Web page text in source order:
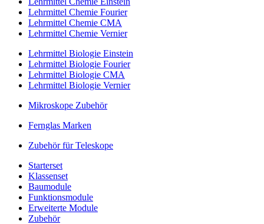
Lehrmittel Chemie Fourier
Lehrmittel Chemie CMA
Lehrmittel Chemie Vernier
Lehrmittel Biologie Einstein
Lehrmittel Biologie Fourier
Lehrmittel Biologie CMA
Lehrmittel Biologie Vernier
Mikroskope Zubehör
Fernglas Marken
Zubehör für Teleskope
Starterset
Klassenset
Baumodule
Funktionsmodule
Erweiterte Module
Zubehör